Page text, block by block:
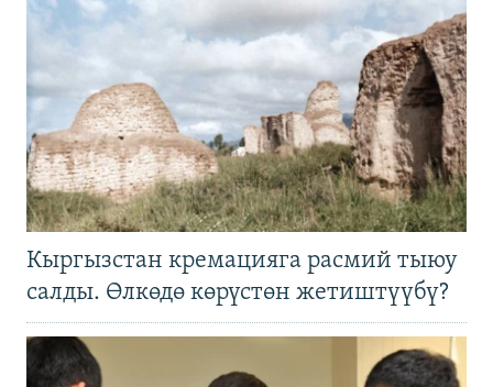
Кыргызстан кремацияга расмий тыюу
салды. Өлкөдө көрүстөн жетиштүүбү?